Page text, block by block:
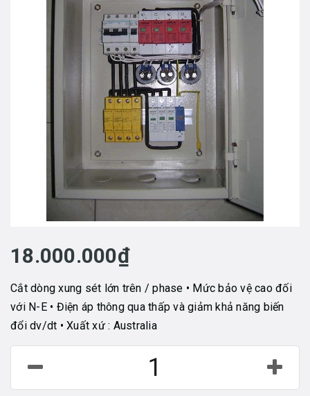
18.000.000₫
Cắt dòng xung sét lớn trên / phase • Mức bảo vệ cao đối
với N-E • Điện áp thông qua thấp và giảm khả năng biến
đổi dv/dt • Xuất xứ : Australia